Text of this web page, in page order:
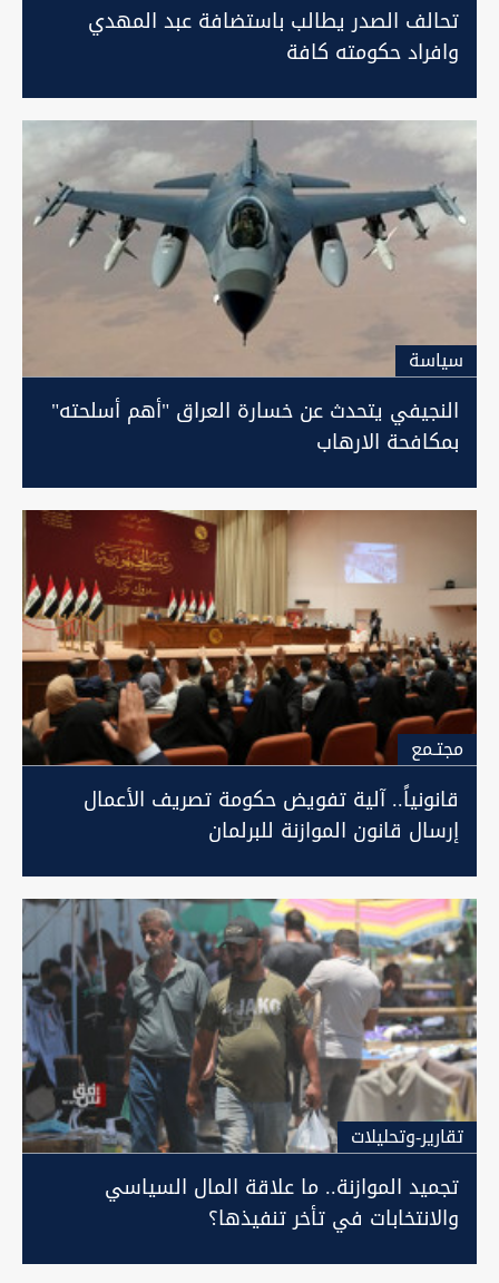
تحالف الصدر يطالب باستضافة عبد المهدي
وافراد حكومته كافة
سیاسة
النجيفي يتحدث عن خسارة العراق "أهم أسلحته"
بمكافحة الارهاب
مجتـمع
قانونياً.. آلية تفويض حكومة تصريف الأعمال
إرسال قانون الموازنة للبرلمان
تقارير-وتحليلات
تجميد الموازنة.. ما علاقة المال السياسي
والانتخابات في تأخر تنفيذها؟